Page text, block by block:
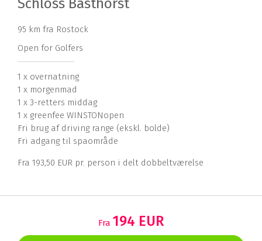
Schloss Basthorst
95 km fra Rostock
Open for Golfers
1 x overnatning
1 x morgenmad
1 x 3-retters middag
1 x greenfee WINSTONopen
Fri brug af driving range (ekskl. bolde)
Fri adgang til spaområde
Fra 193,50 EUR pr. person i delt dobbeltværelse
Fra 194 EUR